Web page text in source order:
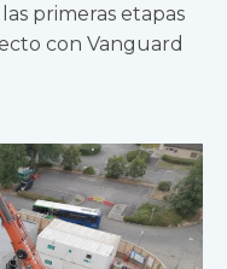
primeras etapas
con Vanguard